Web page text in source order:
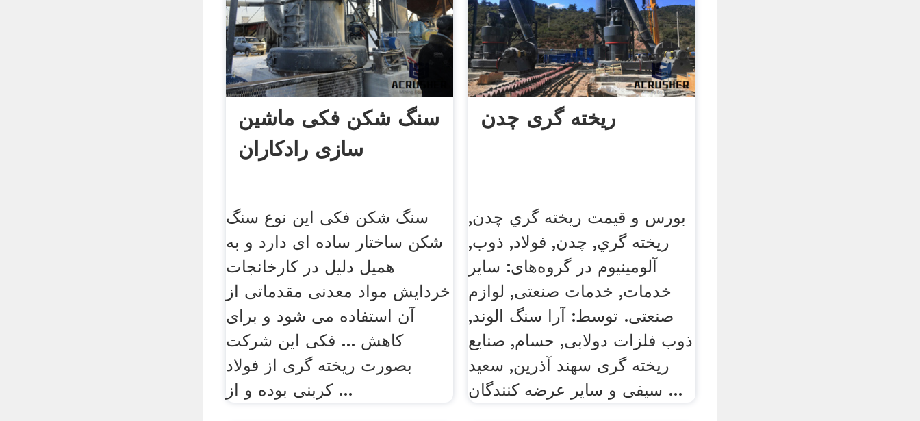
سنگ شکن فکی ماشین
سازی رادکاران
سنگ شکن فکی این نوع سنگ
شکن ساختار ساده ای دارد و به
همیل دلیل در کارخانجات
خردایش مواد معدنی مقدماتی از
آن استفاده می شود و برای
کاهش ... فکی این شرکت
بصورت ریخته گری از فولاد
کربنی بوده و از ...
ریخته گری چدن
بورس و قیمت ريخته گري چدن,
ريخته گري, چدن, فولاد, ذوب,
آلومينيوم در گروه‌های: سایر
خدمات, خدمات صنعتی, لوازم
صنعتی. توسط: آرا سنگ الوند,
ذوب فلزات دولابی, حسام, صنایع
ریخته گری سهند آذرین, سعید
سیفی و سایر عرضه کنندگان ...